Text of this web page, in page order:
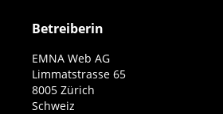
Betreiberin
EMNA Web AG
Limmatstrasse 65
8005 Zürich
Schweiz